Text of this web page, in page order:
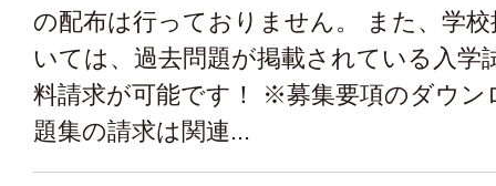
の配布は行っておりません。 また、学
いては、過去問題が掲載されている入学
料請求が可能です！ ※募集要項のダウン
題集の請求は関連...